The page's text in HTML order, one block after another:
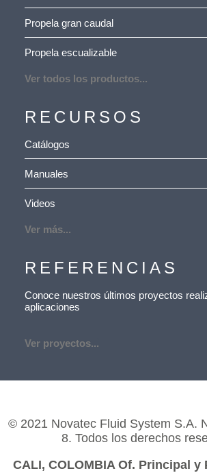
Propela gran caudal
Propela escualizable
Ver todos los productos...
RECURSOS
Catálogos
Manuales
Videos
Ver más...
REFERENCIAS
Conoce nuestros últimos proyectos
aplicaciones
Ver proyectos...
© 2021 Novatec Fluid System S.A.
8. Todos los derechos
CALI, COLOMBIA Of. Principal y